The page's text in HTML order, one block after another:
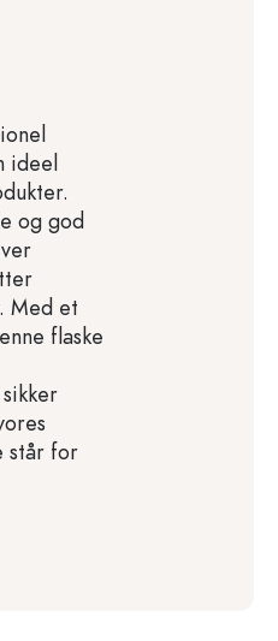
ideel
og god
Med et
flaske
står for